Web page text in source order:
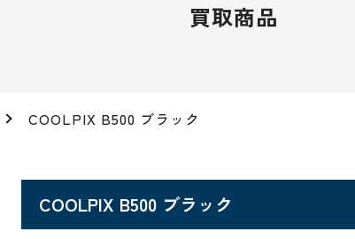
買取商品
COOLPIX B500 ブラック
COOLPIX B500 ブラック